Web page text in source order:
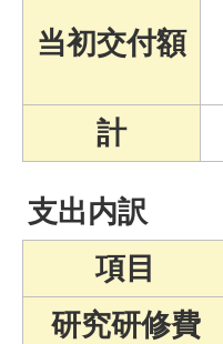
当初交付額
計
支出内訳
項目
研究研修費